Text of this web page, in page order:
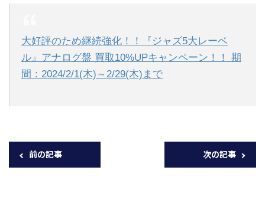
大好評のため継続強化！！『ジャズ5大レーベ
ル』アナログ盤 買取10%UPキャンペーン！！ 期
間：2024/2/1(木)～2/29(木)まで
前の記事 次の記事